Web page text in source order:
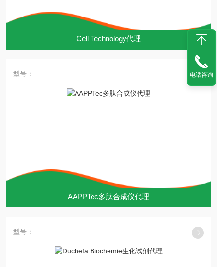
Cell Technology代理
型号：
AAPPTec多肽合成仪代理
型号：
电话咨询